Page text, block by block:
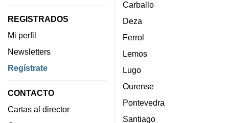
REGISTRADOS
Mi perfil
Newsletters
Regístrate
CONTACTO
Cartas al director
Carballo
Deza
Ferrol
Lemos
Lugo
Ourense
Pontevedra
Santiago